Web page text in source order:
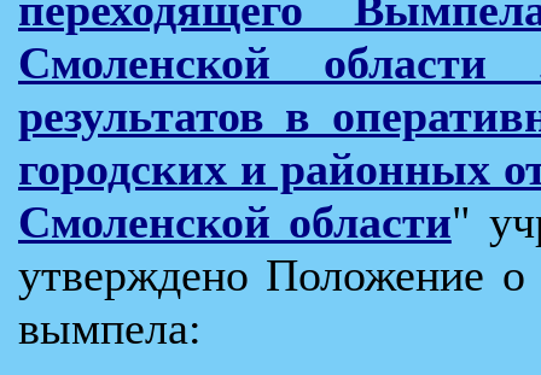
Смоленской
результатов в
городских и районных
Смоленской области"
утверждено Положение
вымпела: